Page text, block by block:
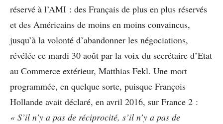
réservé à l’AMI : des Français de plus en plus réservés
et des Américains de moins en moins convaincus,
jusqu’à la volonté d’abandonner les négociations,
révélée ce mardi 30 août par la voix du secrétaire d’Etat
au Commerce extérieur, Matthias Fekl. Une mort
programmée, en quelque sorte, puisque François
Hollande avait déclaré, en avril 2016, sur France 2 :
« S’il n’y a pas de réciprocité, s’il n’y a pas de